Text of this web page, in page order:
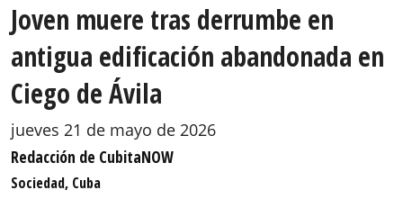
Joven muere tras derrumbe en
antigua edificación abandonada en
Ciego de Ávila
jueves 21 de mayo de 2026
Redacción de CubitaNOW
Sociedad, Cuba